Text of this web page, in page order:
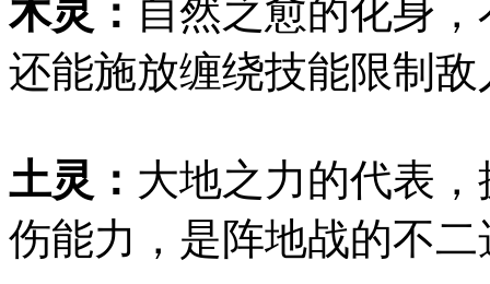
木灵： 自然之愈的化身
还能施放缠绕技能限制
土灵： 大地之力的代表
伤能力，是阵地战的不二